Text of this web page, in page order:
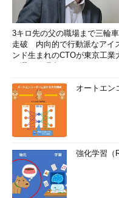
3キロ先の父の職場まで三輪
走破 内向的で行動派なアイ
ンド生まれのCTOが東京工業
オートエン
強化学習（